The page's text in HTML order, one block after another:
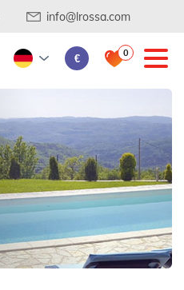
info@lrossa.com
€ 0